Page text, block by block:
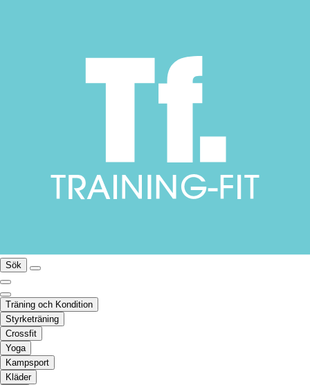
Sök
Träning och Kondition
Styrketräning
Crossfit
Yoga
Kampsport
Kläder